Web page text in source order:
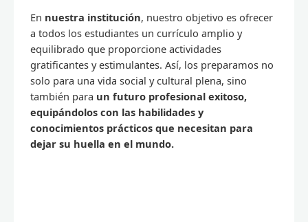
En nuestra institución, nuestro objetivo es ofrecer
a todos los estudiantes un currículo amplio y
equilibrado que proporcione actividades
gratificantes y estimulantes. Así, los preparamos no
solo para una vida social y cultural plena, sino
también para un futuro profesional exitoso,
equipándolos con las habilidades y
conocimientos prácticos que necesitan para
dejar su huella en el mundo.